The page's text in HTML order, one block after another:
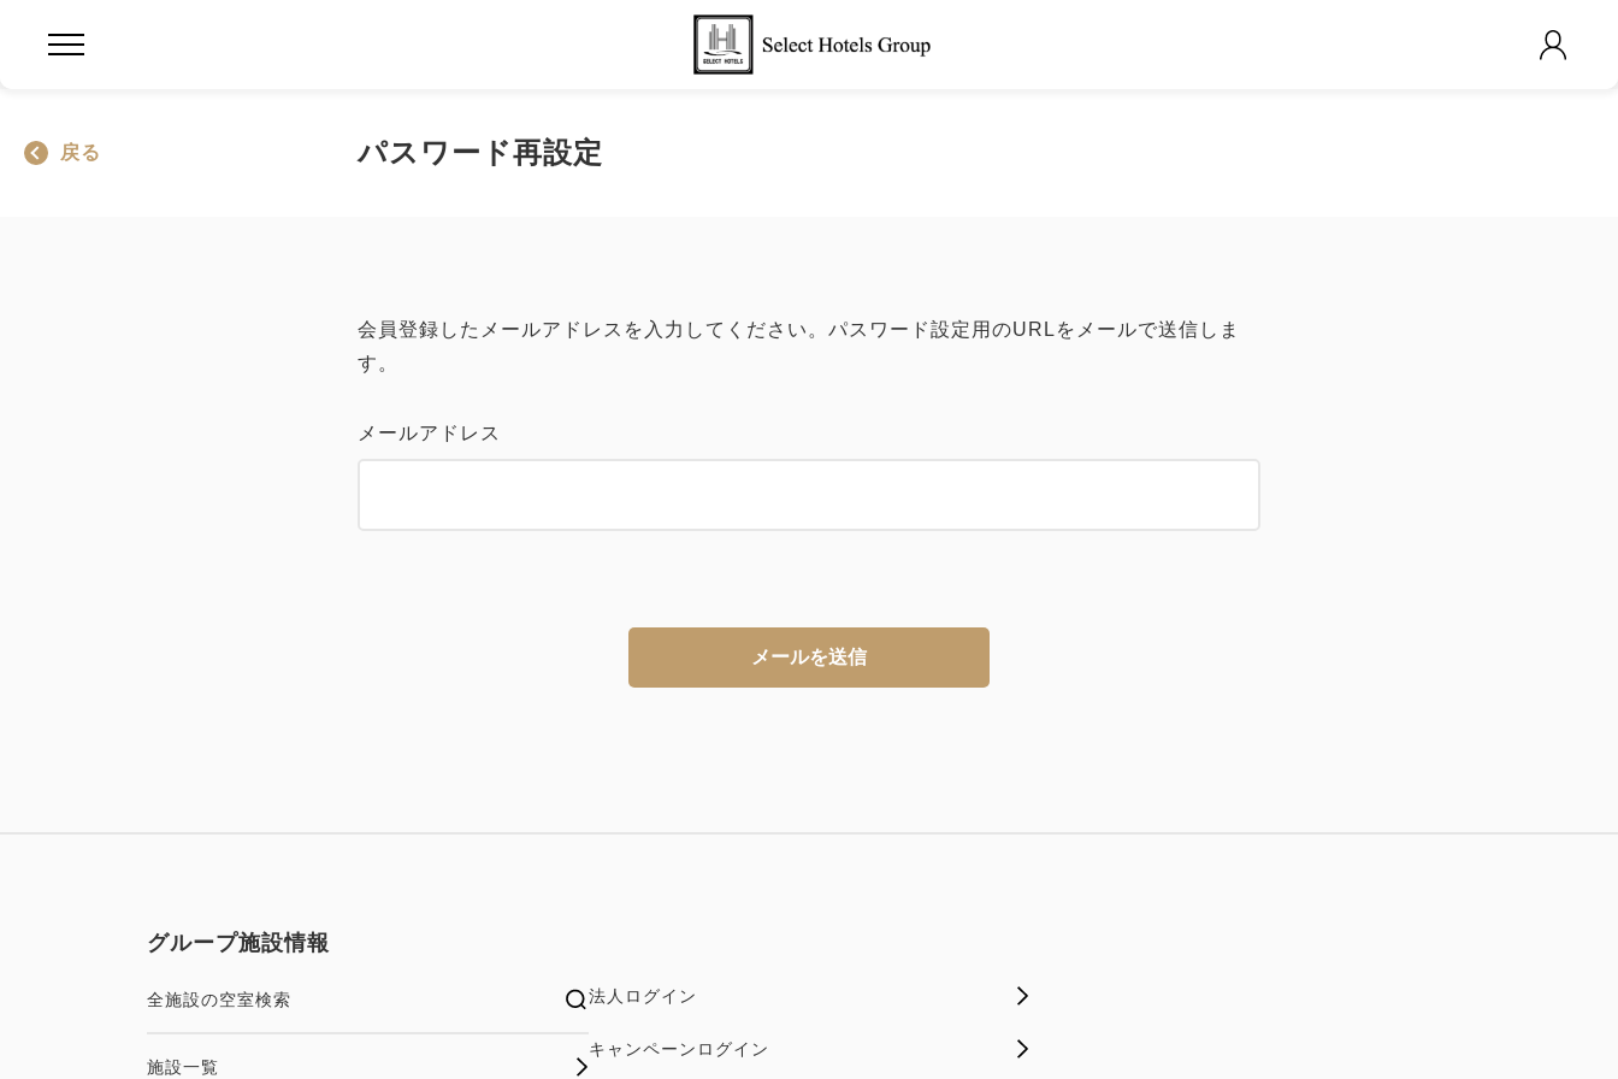
戻る パスワード再設定
会員登録したメールアドレスを入力してください。パスワード設定用のURLをメールで送信しま
す。
メールアドレス
メールを送信
グループ施設情報
全施設の空室検索
施設一覧
法人ログイン
キャンペーンログイン